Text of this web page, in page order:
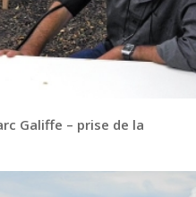
Galiffe – prise de la